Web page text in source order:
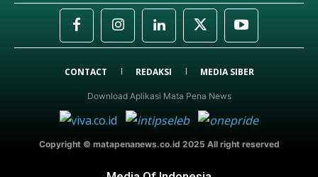
CONTACT REDAKSI MEDIA SIBER
Download Aplikasi Mata Pena News
Copyright © matapenanews.co.id 2025 All right reserved